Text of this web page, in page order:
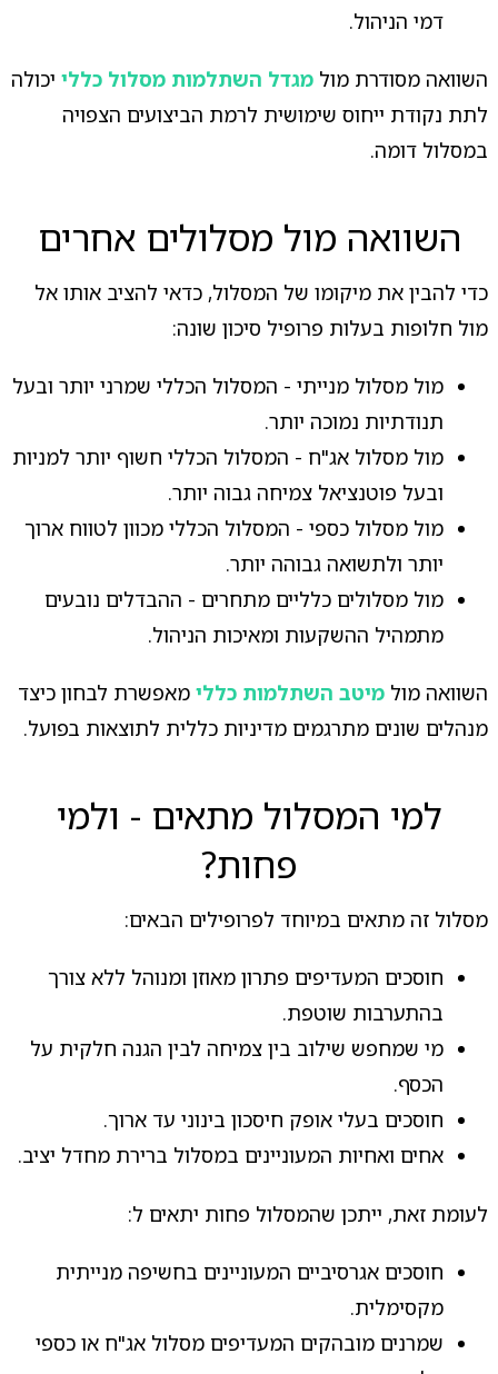
דמי הניהול.
השוואה מסודרת מול מגדל השתלמות מסלול כללייכולה
לתת נקודת ייחוס שימושית לרמת הביצועים הצפויה
במסלול דומה.
השוואה מול מסלולים אחרים
כדי להבין את מיקומו של המסלול, כדאי להציב אותו אל
מול חלופות בעלות פרופיל סיכון שונה:
מול מסלול מנייתי - המסלול הכללי שמרני יותר ובעל
תנודתיות נמוכה יותר.
מול מסלול אג"ח - המסלול הכללי חשוף יותר למניות
ובעל פוטנציאל צמיחה גבוה יותר.
מול מסלול כספי - המסלול הכללי מכוון לטווח ארוך
יותר ולתשואה גבוהה יותר.
מול מסלולים כלליים מתחרים - ההבדלים נובעים
מתמהיל ההשקעות ומאיכות הניהול.
השוואה מול מיטב השתלמות כללימאפשרת לבחון כיצד
מנהלים שונים מתרגמים מדיניות כללית לתוצאות בפועל.
למי המסלול מתאים - ולמי
פחות?
מסלול זה מתאים במיוחד לפרופילים הבאים:
חוסכים המעדיפים פתרון מאוזן ומנוהל ללא צורך
בהתערבות שוטפת.
מי שמחפש שילוב בין צמיחה לבין הגנה חלקית על
הכסף.
חוסכים בעלי אופק חיסכון בינוני עד ארוך.
אחים ואחיות המעוניינים במסלול ברירת מחדל יציב.
לעומת זאת, ייתכן שהמסלול פחות יתאים ל:
חוסכים אגרסיביים המעוניינים בחשיפה מנייתית
מקסימלית.
שמרנים מובהקים המעדיפים מסלול אג"ח או כספי